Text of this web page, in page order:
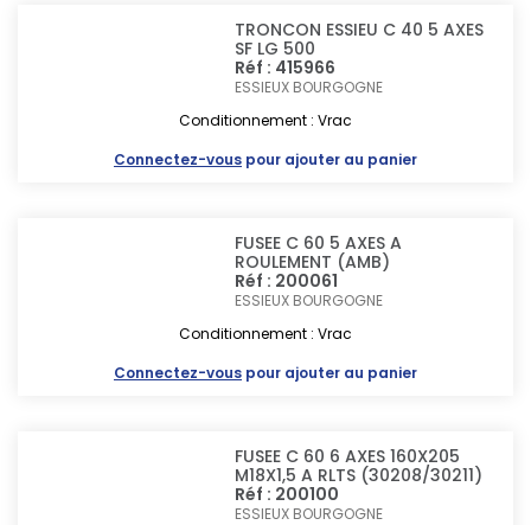
TRONCON ESSIEU C 40 5 AXES
SF LG 500
Réf : 415966
ESSIEUX BOURGOGNE
Conditionnement : Vrac
Connectez-vous pour ajouter au panier
FUSEE C 60 5 AXES A
ROULEMENT (AMB)
Réf : 200061
ESSIEUX BOURGOGNE
Conditionnement : Vrac
Connectez-vous pour ajouter au panier
FUSEE C 60 6 AXES 160X205
M18X1,5 A RLTS (30208/30211)
Réf : 200100
ESSIEUX BOURGOGNE